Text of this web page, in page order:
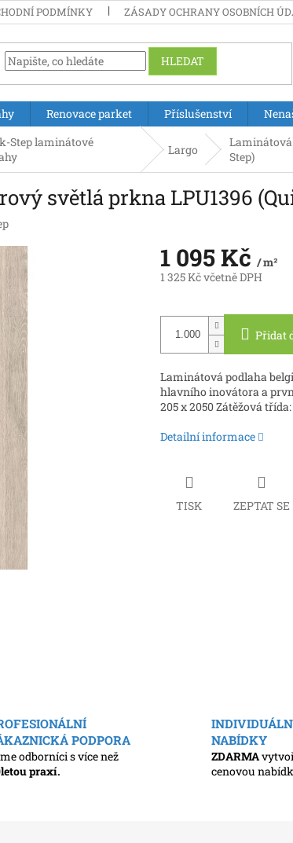
PODMÍNKY ZÁSADY OCHRANY OSOBNÍCH
HLEDAT
Renovace parket Příslušenství
Step laminátové
Largo
Laminátová
Step)
světlá prkna LPU1396
1 095 Kč / m²
1 325 Kč včetně DPH
cena:
Přidat
Laminátová podlaha
hlavního inovátora a
205 x 2050 Zátěžová
Detailní informace
TISK ZEPTAT SE
PODPORA
odborníci s více než
praxí.
NABÍDKY
ZDARMA
cenovou